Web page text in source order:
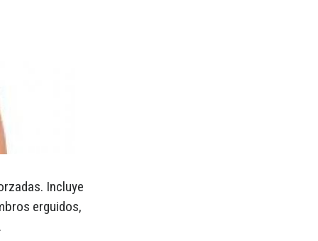
Incluye
erguidos,